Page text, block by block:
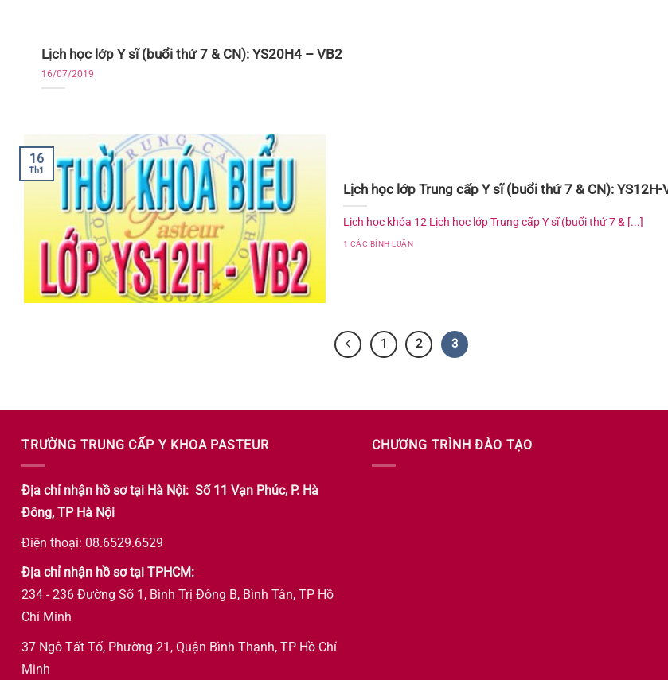
Lịch học lớp Y sĩ (buổi thứ 7 & CN): YS20H4 – VB2
16/07/2019
Lịch học lớp Trung cấp Y sĩ (buổi thứ 7 & CN): YS12H-
Lịch học khóa 12 Lịch học lớp Trung cấp Y sĩ (buổi thứ 7 & [...]
1 CÁC BÌNH LUẬN
16
Th1
1 2 3
TRƯỜNG TRUNG CẤP Y KHOA PASTEUR
Địa chỉ nhận hồ sơ tại Hà Nội: Số 11 Vạn Phúc, P. Hà
Đông, TP Hà Nội
Điện thoại: 08.6529.6529
Địa chỉ nhận hồ sơ tại TPHCM:
234 - 236 Đường Số 1, Bình Trị Đông B, Bình Tân, TP Hồ
Chí Minh
37 Ngô Tất Tố, Phường 21, Quận Bình Thạnh, TP Hồ Chí
Minh
CHƯƠNG TRÌNH ĐÀO TẠO